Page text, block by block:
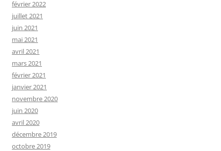
février 2022
juillet 2021
juin 2021
mai 2021
avril 2021
mars 2021
février 2021
janvier 2021
novembre 2020
juin 2020
avril 2020
décembre 2019
octobre 2019